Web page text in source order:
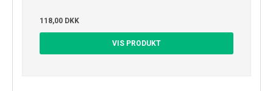
118,00 DKK
VIS PRODUKT